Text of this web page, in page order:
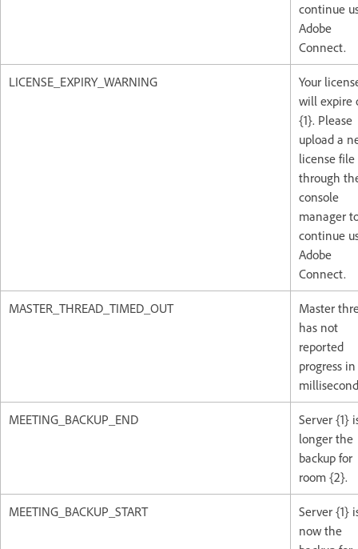
continue
Adobe
Connect.
LICENSE_EXPIRY_WARNING
Your
will expire
{1}. Please
upload a
license file
through
console
manager
continue
Adobe
Connect.
MASTER_THREAD_TIMED_OUT
Master
has not
reported
progress
MEETING_BACKUP_END
Server {1}
longer the
backup for
room {2}.
MEETING_BACKUP_START
Server {1}
now the